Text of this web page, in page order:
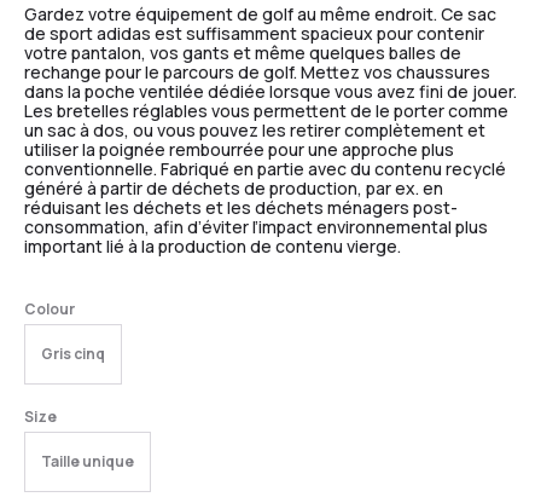
Gardez votre équipement de golf au même endroit. Ce sac
de sport adidas est suffisamment spacieux pour contenir
votre pantalon, vos gants et même quelques balles de
rechange pour le parcours de golf. Mettez vos chaussures
dans la poche ventilée dédiée lorsque vous avez fini de jouer.
Les bretelles réglables vous permettent de le porter comme
un sac à dos, ou vous pouvez les retirer complètement et
utiliser la poignée rembourrée pour une approche plus
conventionnelle. Fabriqué en partie avec du contenu recyclé
généré à partir de déchets de production, par ex. en
réduisant les déchets et les déchets ménagers post-
consommation, afin d’éviter l’impact environnemental plus
important lié à la production de contenu vierge.
Colour
Gris cinq
Size
Taille unique